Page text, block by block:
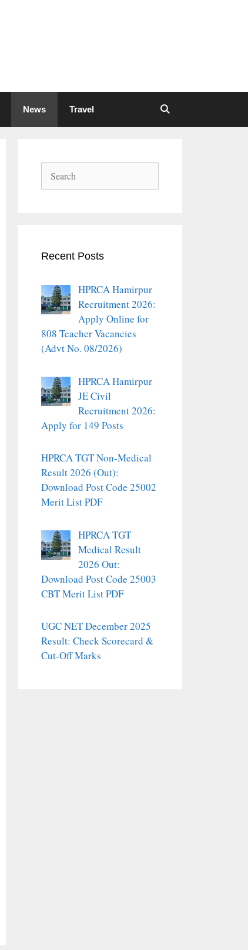
News Travel
Recent Posts
HPRCA Hamirpur
Recruitment 2026:
Apply Online for
808 Teacher Vacancies
(Advt No. 08/2026)
HPRCA Hamirpur
JE Civil
Recruitment 2026:
Apply for 149 Posts
HPRCA TGT Non-Medical
Result 2026 (Out):
Download Post Code 25002
Merit List PDF
HPRCA TGT
Medical Result
2026 Out:
Download Post Code 25003
CBT Merit List PDF
UGC NET December 2025
Result: Check Scorecard &
Cut-Off Marks